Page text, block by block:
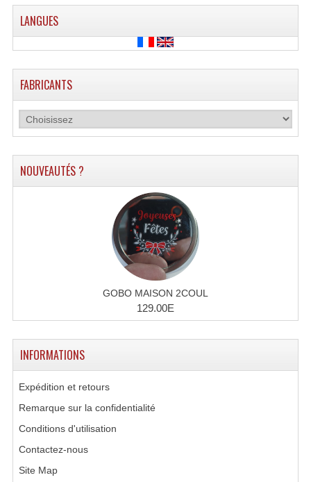
Recherche Avancée
Accessoires Micro, Pieds De Régie
Cellule (s)
Diamants
Pieds D'enceintes
Selecteurs Audio Vidéo
Casques Stéréo
Compresseurs , Limiteurs , Noise Gate
LANGUES
FABRICANTS
NOUVEAUTÉS ?
GOBO MAISON 2COUL
129.00E
INFORMATIONS
Expédition et retours
Remarque sur la confidentialité
Conditions d'utilisation
Contactez-nous
Site Map